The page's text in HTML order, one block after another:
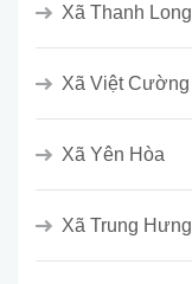
Xã Thanh Long
Xã Việt Cường
Xã Yên Hòa
Xã Trung Hưng